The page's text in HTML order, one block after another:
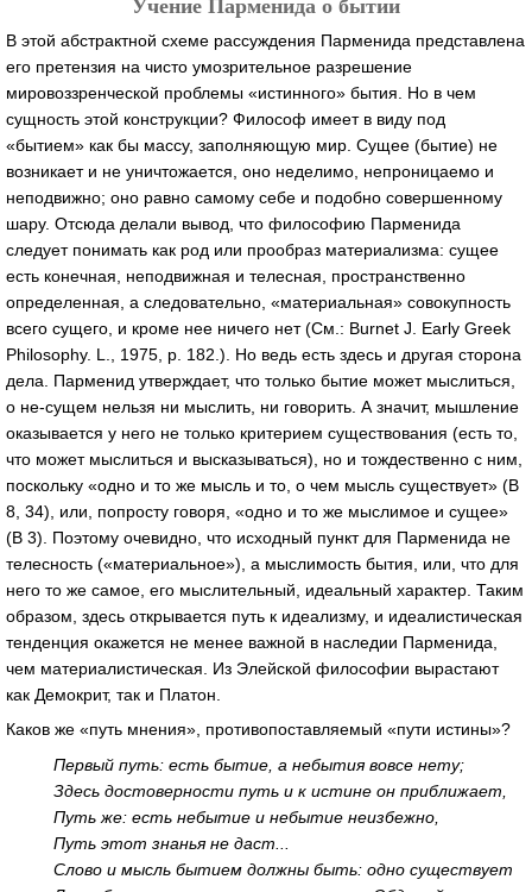
В этой абстрактной схеме рассуждения Парменида представлена
его претензия на чисто умозрительное разрешение
мировоззренческой проблемы «истинного» бытия. Но в чем
сущность этой конструкции? Философ имеет в виду под
«бытием» как бы массу, заполняющую мир. Сущее (бытие) не
возникает и не уничтожается, оно неделимо, непроницаемо и
неподвижно; оно равно самому себе и подобно совершенному
шару. Отсюда делали вывод, что философию Парменида
следует понимать как род или прообраз материализма: сущее
есть конечная, неподвижная и телесная, пространственно
определенная, а следовательно, «материальная» совокупность
всего сущего, и кроме нее ничего нет (См.: Burnet J. Early Greek
Philosophy. L., 1975, p. 182.). Но ведь есть здесь и другая сторона
дела. Парменид утверждает, что только бытие может мыслиться,
о не-сущем нельзя ни мыслить, ни говорить. А значит, мышление
оказывается у него не только критерием существования (есть то,
что может мыслиться и высказываться), но и тождественно с ним,
поскольку «одно и то же мысль и то, о чем мысль существует» (В
8, 34), или, попросту говоря, «одно и то же мыслимое и сущее»
(В 3). Поэтому очевидно, что исходный пункт для Парменида не
телесность («материальное»), а мыслимость бытия, или, что для
него то же самое, его мыслительный, идеальный характер. Таким
образом, здесь открывается путь к идеализму, и идеалистическая
тенденция окажется не менее важной в наследии Парменида,
чем материалистическая. Из Элейской философии вырастают
как Демокрит, так и Платон.
Каков же «путь мнения», противопоставляемый «пути истины»?
Первый путь: есть бытие, а небытия вовсе нету;
Здесь достоверности путь и к истине он приближает,
Путь же: есть небытие и небытие неизбежно,
Путь этот знанья не даст...
Слово и мысль бытием должны быть: одно существует